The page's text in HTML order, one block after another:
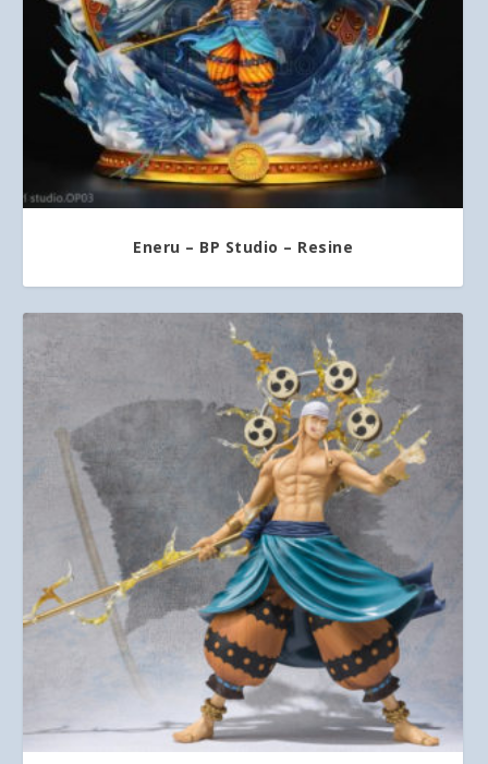
Eneru – BP Studio – Resine